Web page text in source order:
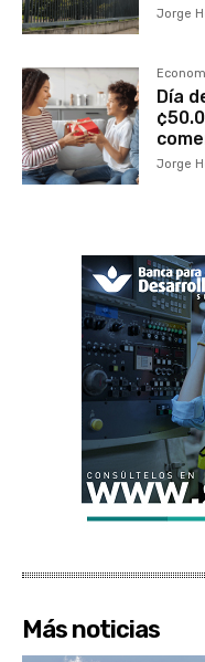
Jorge
Día
Jorge
Más noticias